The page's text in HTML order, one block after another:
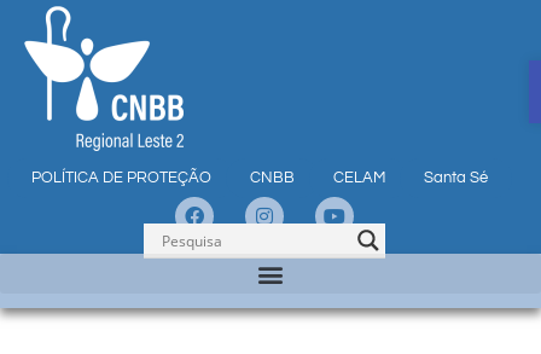
POLÍTICA DE PROTEÇÃO CNBB CELAM Santa Sé